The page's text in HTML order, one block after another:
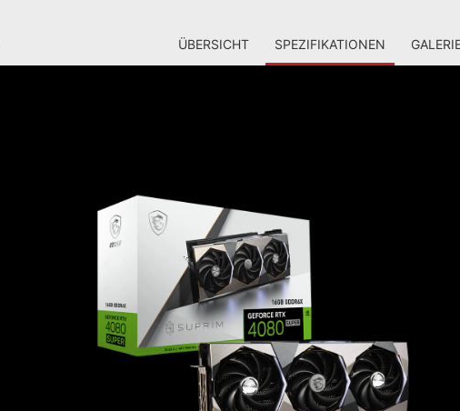
ÜBERSICHT SPEZIFIKATIONEN